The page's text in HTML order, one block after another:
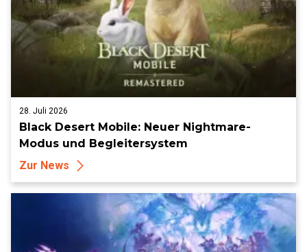
28. Juli 2026
Black Desert Mobile: Neuer Nightmare-
Modus und Begleitersystem
Zur News